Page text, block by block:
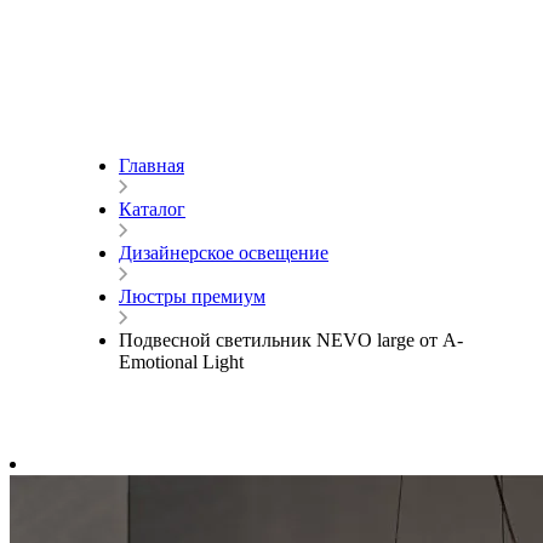
Главная
Каталог
Дизайнерское освещение
Люстры премиум
Подвесной светильник NEVO large от A-
Emotional Light